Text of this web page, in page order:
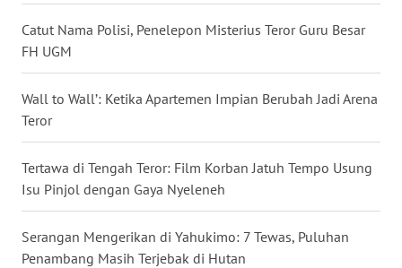
Catut Nama Polisi, Penelepon Misterius Teror Guru Besar
FH UGM
Wall to Wall’: Ketika Apartemen Impian Berubah Jadi Arena
Teror
Tertawa di Tengah Teror: Film Korban Jatuh Tempo Usung
Isu Pinjol dengan Gaya Nyeleneh
Serangan Mengerikan di Yahukimo: 7 Tewas, Puluhan
Penambang Masih Terjebak di Hutan
WN
KALTARA
WN
KALSEL
WN
KALTIM
WN
SULSEL